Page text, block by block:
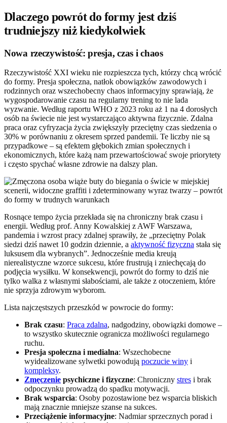
Dlaczego powrót do formy jest dziś
trudniejszy niż kiedykolwiek
Nowa rzeczywistość: presja, czas i chaos
Rzeczywistość XXI wieku nie rozpieszcza tych, którzy chcą wrócić
do formy. Presja społeczna, natłok obowiązków zawodowych i
rodzinnych oraz wszechobecny chaos informacyjny sprawiają, że
wygospodarowanie czasu na regularny trening to nie lada
wyzwanie. Według raportu WHO z 2023 roku aż 1 na 4 dorosłych
osób na świecie nie jest wystarczająco aktywna fizycznie. Zdalna
praca oraz cyfryzacja życia zwiększyły przeciętny czas siedzenia o
30% w porównaniu z okresem sprzed pandemii. Te liczby nie są
przypadkowe – są efektem głębokich zmian społecznych i
ekonomicznych, które każą nam przewartościować swoje priorytety
i często spychać własne zdrowie na dalszy plan.
Rosnące tempo życia przekłada się na chroniczny brak czasu i
energii. Według prof. Anny Kowalskiej z AWF Warszawa,
pandemia i wzrost pracy zdalnej sprawiły, że „przeciętny Polak
siedzi dziś nawet 10 godzin dziennie, a aktywność fizyczna stała się
luksusem dla wybranych”. Jednocześnie media kreują
nierealistyczne wzorce sukcesu, które frustrują i zniechęcają do
podjęcia wysiłku. W konsekwencji, powrót do formy to dziś nie
tylko walka z własnymi słabościami, ale także z otoczeniem, które
nie sprzyja zdrowym wyborom.
Lista najczęstszych przeszkód w powrocie do formy:
Brak czasu: Praca zdalna, nadgodziny, obowiązki domowe –
to wszystko skutecznie ogranicza możliwości regularnego
ruchu.
Presja społeczna i medialna: Wszechobecne
wyidealizowane sylwetki powodują poczucie winy i
kompleksy.
Zmęczenie psychiczne i fizyczne: Chroniczny stres i brak
odpoczynku prowadzą do spadku motywacji.
Brak wsparcia: Osoby pozostawione bez wsparcia bliskich
mają znacznie mniejsze szanse na sukces.
Przeciążenie informacyjne: Nadmiar sprzecznych porad i